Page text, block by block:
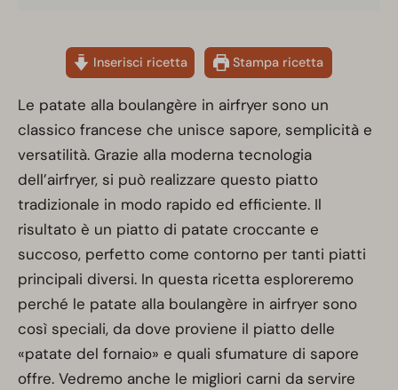
Inserisci ricetta Stampa ricetta
Le patate alla boulangère in airfryer sono un
classico francese che unisce sapore, semplicità e
versatilità. Grazie alla moderna tecnologia
dell’airfryer, si può realizzare questo piatto
tradizionale in modo rapido ed efficiente. Il
risultato è un piatto di patate croccante e
succoso, perfetto come contorno per tanti piatti
principali diversi. In questa ricetta esploreremo
perché le patate alla boulangère in airfryer sono
così speciali, da dove proviene il piatto delle
«patate del fornaio» e quali sfumature di sapore
offre. Vedremo anche le migliori carni da servire